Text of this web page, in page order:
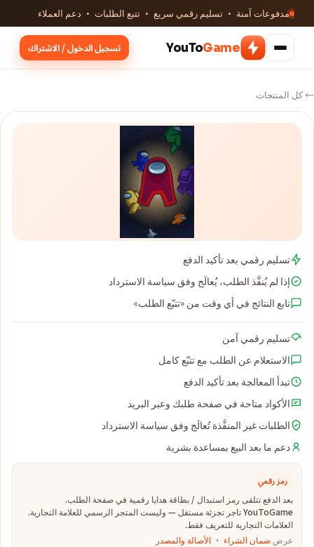
مدفوعات آمنة · تسليم رقمي سريع · تتبع الطلبات · دعم العملاء
YouToGame تسجيل الدخول / الاشتراك
← كل المنتجات
تسليم رقمي بعد تأكيد الدفع
إذا لم يُنفَّذ الطلب، يُعالَج وفق سياسة الاسترداد
تابع النتائج في أي وقت من «تتبّع الطلب»
تسليم رقمي آمن
الاستعلام عن الطلب مع تتبّع كامل
تبدأ المعالجة بعد تأكيد الدفع
الأكواد متاحة في صفحة طلبك وعبر البريد
الطلبات غير المنفَّذة تُعالَج وفق سياسة الاسترداد
دعم ما بعد البيع بمساعدة بشرية
رمز رقمي
بعد الدفع تتلقى رمز استبدال / بطاقة هدايا رقمية في صفحة الطلب.
YouToGame تاجر تجزئة مستقل — وليست المتجر الرسمي للعلامة التجارية.
العلامات التجارية للتعريف فقط.
عرض ضمان الشراء · الأصالة والمصدر